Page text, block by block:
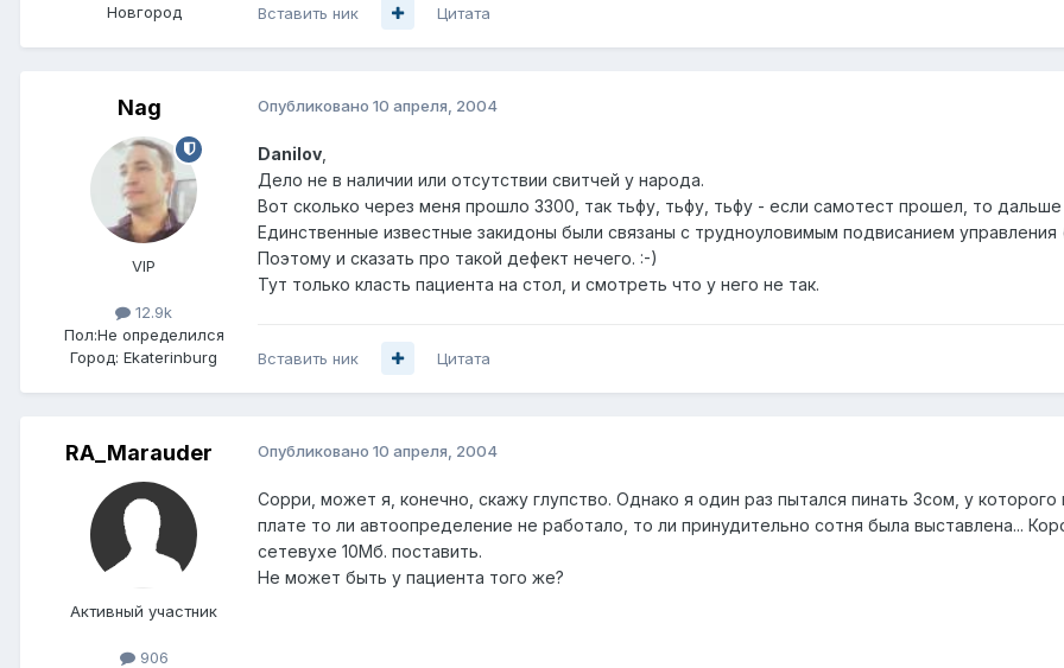
Новгород
Вставить ник Цитата
Nag
VIP
12.9k
Пол:Не определился
Город: Ekaterinburg
Опубликовано 10 апреля, 2004
Danilov
Дело не в наличии или отсутствии свитчей у народа.
Вот сколько через меня прошло 3300, так тьфу, тьфу, тьфу - если самотест прошел, то
Единственные известные закидоны были связаны с трудноуловимым подвисанием
Поэтому и сказать про такой дефект нечего. :-)
Тут только класть пациента на стол, и смотреть что у него не так.
Вставить ник Цитата
RA_Marauder
Активный участник
906
Опубликовано 10 апреля, 2004
Сорри, может я, конечно, скажу глупство. Однако я один раз пытался пинать 3сом, у
плате то ли автоопределение не работало, то ли принудительно сотня была выставлена...
сетевухе 10Мб. поставить.
Не может быть у пациента того же?